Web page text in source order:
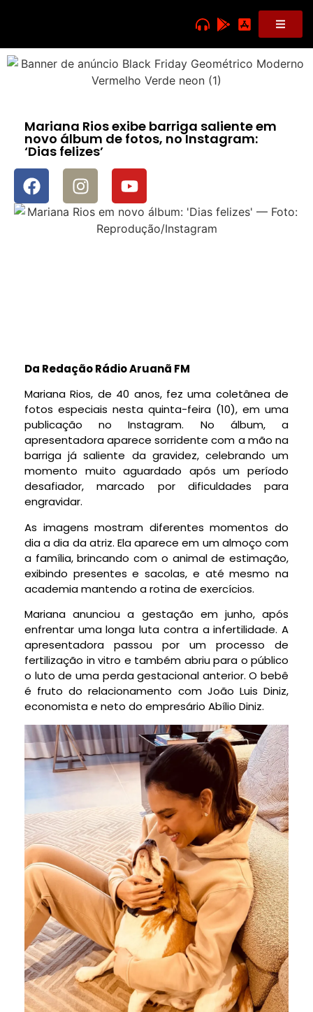
Mariana Rios exibe barriga saliente em
novo álbum de fotos, no Instagram:
‘Dias felizes’
Da Redação Rádio Aruanã FM
Mariana Rios, de 40 anos, fez uma coletânea de
fotos especiais nesta quinta-feira (10), em uma
publicação no Instagram. No álbum, a
apresentadora aparece sorridente com a mão na
barriga já saliente da gravidez, celebrando um
momento muito aguardado após um período
desafiador, marcado por dificuldades para
engravidar.
As imagens mostram diferentes momentos do
dia a dia da atriz. Ela aparece em um almoço com
a família, brincando com o animal de estimação,
exibindo presentes e sacolas, e até mesmo na
academia mantendo a rotina de exercícios.
Mariana anunciou a gestação em junho, após
enfrentar uma longa luta contra a infertilidade. A
apresentadora passou por um processo de
fertilização in vitro e também abriu para o público
o luto de uma perda gestacional anterior. O bebê
é fruto do relacionamento com João Luis Diniz,
economista e neto do empresário Abílio Diniz.